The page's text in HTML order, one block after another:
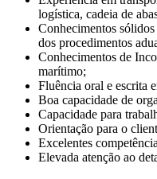
logística, cadeia de
Conhecimentos
dos procedimentos
Conhecimentos de
marítimo;
Fluência oral e escrita
Boa capacidade de
Capacidade para
Orientação para o
Excelentes
Elevada atenção ao